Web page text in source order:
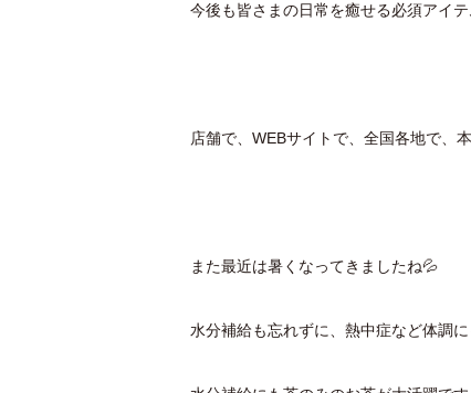
今後も皆さまの日常を癒せる必須アイ
店舗で、WEBサイトで、全国各地で、
また最近は暑くなってきましたね💦
水分補給も忘れずに、熱中症など体調